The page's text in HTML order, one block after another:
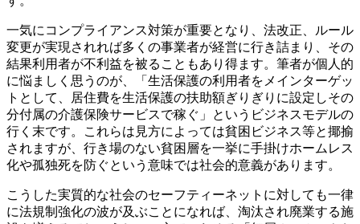
一気にコンプライアンス対策が重要となり、法改正、ルール
変更が実現されれば多くの事業者が経営に行き詰まり、その
結果利用者が不利益を被ることもあり得ます。筆者が個人的
に悩ましく思うのが、「生活保護の利用者をメインターゲッ
トとして、居住費を生活保護の扶助額ぎりぎりに設定しその
分付属の介護保険サービスで稼ぐ」というビジネスモデルの
行く末です。これらは見方によっては貧困ビジネス等と揶揄
されますが、行き場のない貧困層を一挙に手掛けホームレス
化や孤独死を防ぐという意味では社会的意義があります。
こうした実質的な社会のセーフティーネットに対しても一律
に法規制強化の波が及ぶことになれば、淘汰され廃業する施